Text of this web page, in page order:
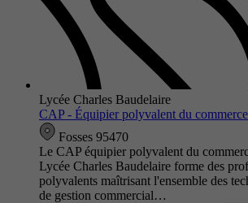
Lycée Charles Baudelaire
CAP - Équipier polyvalent du commerce
Fosses 95470
Le CAP équipier polyvalent du
Lycée Charles Baudelaire forme des
polyvalents maîtrisant l'ensemble des
de gestion commercial…